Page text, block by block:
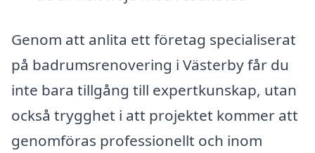
Genom att anlita ett företag specialiserat
på badrumsrenovering i Västerby får du
inte bara tillgång till expertkunskap, utan
också trygghet i att projektet kommer att
genomföras professionellt och inom